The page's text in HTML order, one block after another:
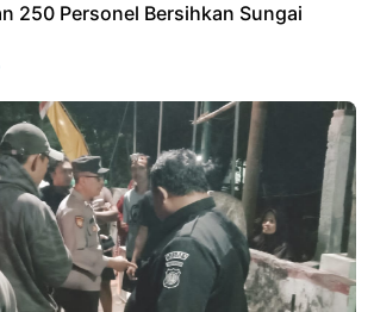
250 Personel Bersihkan Sungai